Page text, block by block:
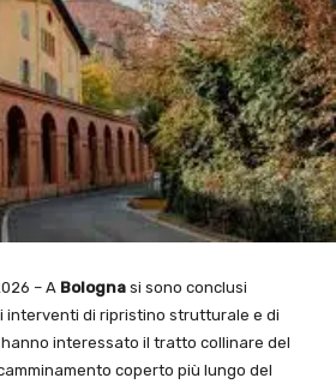
– A Bologna si sono conclusi
interventi di ripristino strutturale e di
interessato il tratto collinare del
coperto più lungo del